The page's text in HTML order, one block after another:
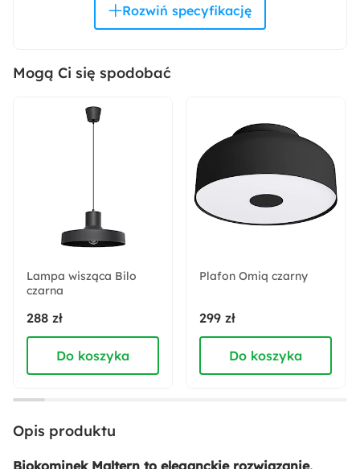
Sposób montażu:
Stal nierdzewna
Szerokość:
65 cm
Styl:
Nowoczesny
Montaż:
Do samodzielnego montażu
Głębokość:
12.2 cm
Mogą Ci się spodobać
Lampa wisząca Bilo
czarna
288 zł
Do koszyka
Plafon Omiq czarny
299 zł
Do koszyka
Opis produktu